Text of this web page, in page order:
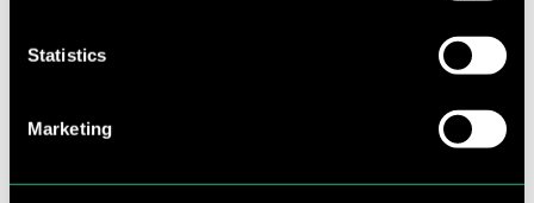
Statistics
Marketing
Vakmanstad-2019-2020